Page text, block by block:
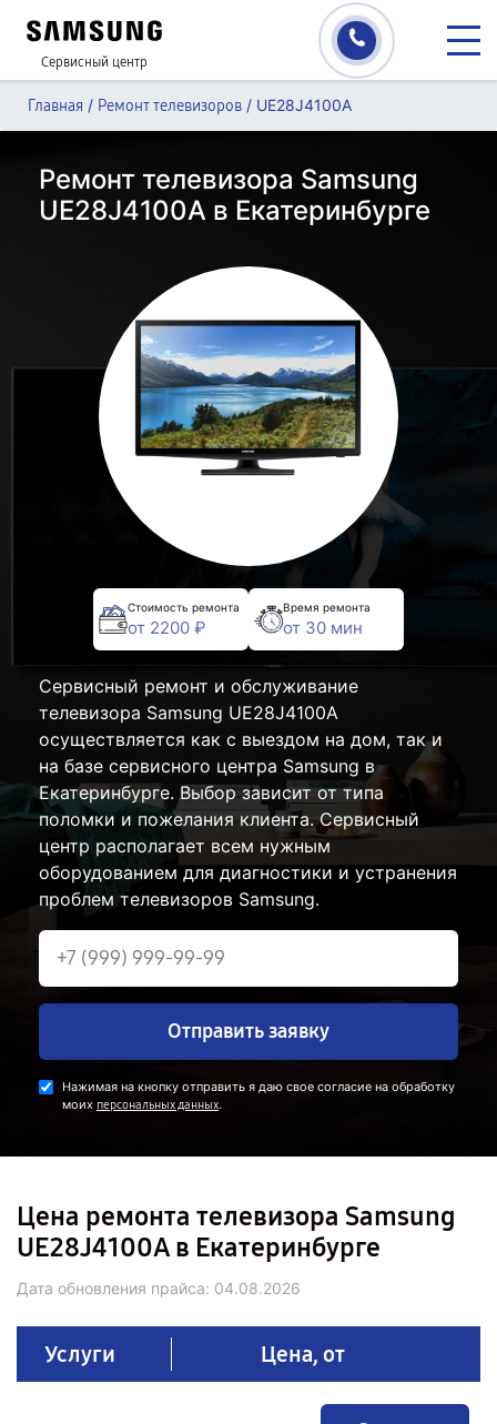
Сервисный центр
Главная / Ремонт телевизоров / UE28J4100A
Ремонт телевизора Samsung
UE28J4100A в Екатеринбурге
Стоимость ремонта
от 2200 ₽
Время ремонта
от 30 мин
Сервисный ремонт и обслуживание
телевизора Samsung UE28J4100A
осуществляется как с выездом на дом, так и
на базе сервисного центра Samsung в
Екатеринбурге. Выбор зависит от типа
поломки и пожелания клиента. Сервисный
центр располагает всем нужным
оборудованием для диагностики и устранения
проблем телевизоров Samsung.
Отправить заявку
Нажимая на кнопку отправить я даю свое согласие на обработку
моих персональных данных.
Цена ремонта телевизора Samsung
UE28J4100A в Екатеринбурге
Дата обновления прайса: 04.08.2026
Услуги Цена, от